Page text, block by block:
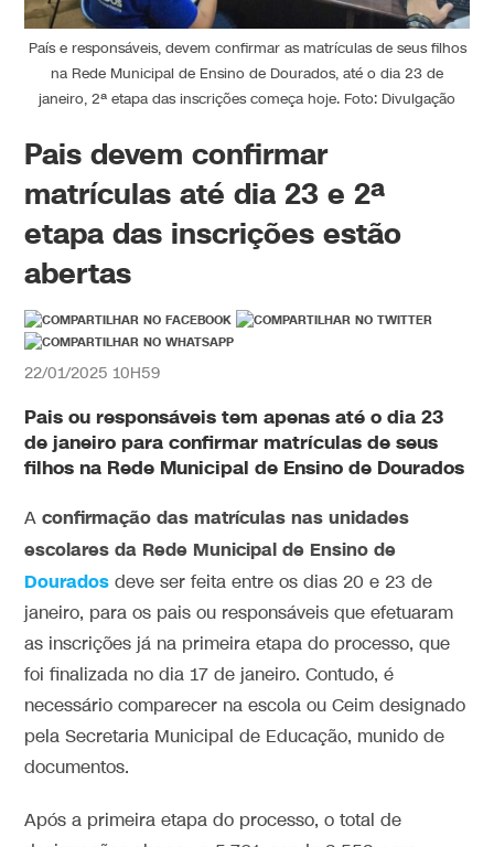
País e responsáveis, devem confirmar as matrículas de seus filhos
na Rede Municipal de Ensino de Dourados, até o dia 23 de
janeiro, 2ª etapa das inscrições começa hoje. Foto: Divulgação
Pais devem confirmar
matrículas até dia 23 e 2ª
etapa das inscrições estão
abertas
22/01/2025 10H59
Pais ou responsáveis tem apenas até o dia 23
de janeiro para confirmar matrículas de seus
filhos na Rede Municipal de Ensino de Dourados
Aconfirmação das matrículas nas unidades
escolares da Rede Municipal de Ensino de
Douradosdeve ser feita entre os dias 20 e 23 de
janeiro, para os pais ou responsáveis que efetuaram
as inscrições já na primeira etapa do processo, que
foi finalizada no dia 17 de janeiro. Contudo, é
necessário comparecer na escola ou Ceim designado
pela Secretaria Municipal de Educação, munido de
documentos.
Após a primeira etapa do processo, o total de